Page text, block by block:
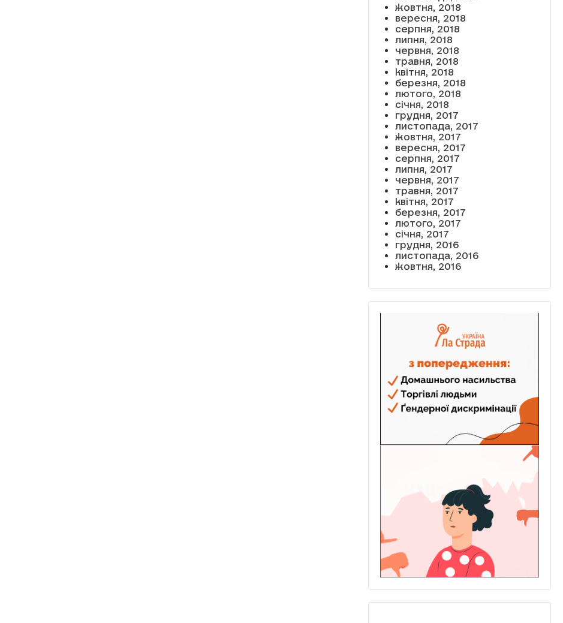
жовтня, 2018
вересня, 2018
серпня, 2018
липня, 2018
червня, 2018
травня, 2018
квітня, 2018
березня, 2018
лютого, 2018
січня, 2018
грудня, 2017
листопада, 2017
жовтня, 2017
вересня, 2017
серпня, 2017
липня, 2017
червня, 2017
травня, 2017
квітня, 2017
березня, 2017
лютого, 2017
січня, 2017
грудня, 2016
листопада, 2016
жовтня, 2016